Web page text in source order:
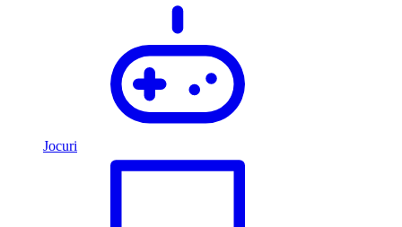
Jocuri